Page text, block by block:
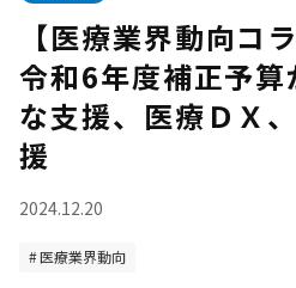
【医療業界動向コ
令和6年度補正予
な支援、医療ＤＸ
援
2024.12.20
医療業界動向